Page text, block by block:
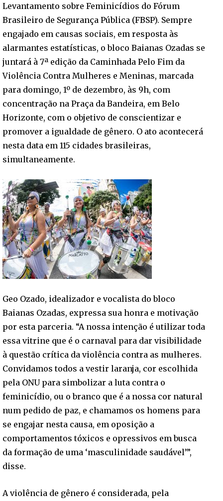
Levantamento sobre Feminicídios do Fórum
Brasileiro de Segurança Pública (FBSP). Sempre
engajado em causas sociais, em resposta às
alarmantes estatísticas, o bloco Baianas Ozadas se
juntará à 7ª edição da Caminhada Pelo Fim da
Violência Contra Mulheres e Meninas, marcada
para domingo, 1º de dezembro, às 9h, com
concentração na Praça da Bandeira, em Belo
Horizonte, com o objetivo de conscientizar e
promover a igualdade de gênero. O ato acontecerá
nesta data em 115 cidades brasileiras,
simultaneamente.
Geo Ozado, idealizador e vocalista do bloco
Baianas Ozadas, expressa sua honra e motivação
por esta parceria. “A nossa intenção é utilizar toda
essa vitrine que é o carnaval para dar visibilidade
à questão crítica da violência contra as mulheres.
Convidamos todos a vestir laranja, cor escolhida
pela ONU para simbolizar a luta contra o
feminicídio, ou o branco que é a nossa cor natural
num pedido de paz, e chamamos os homens para
se engajar nesta causa, em oposição a
comportamentos tóxicos e opressivos em busca
da formação de uma ‘masculinidade saudável’”,
disse.
A violência de gênero é considerada, pela